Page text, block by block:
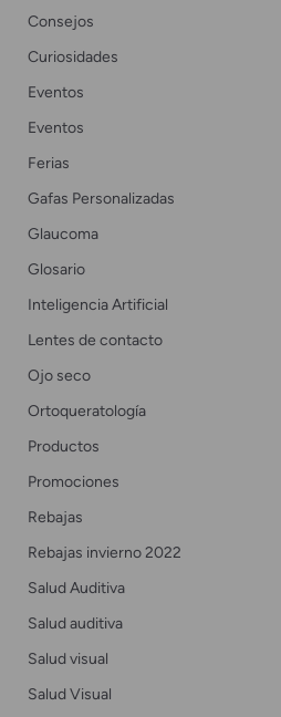
Consejos
Curiosidades
Eventos
Eventos
Ferias
Gafas Personalizadas
Glaucoma
Glosario
Inteligencia Artificial
Lentes de contacto
Ojo seco
Ortoqueratología
Productos
Promociones
Rebajas
Rebajas invierno 2022
Salud Auditiva
Salud auditiva
Salud visual
Salud Visual